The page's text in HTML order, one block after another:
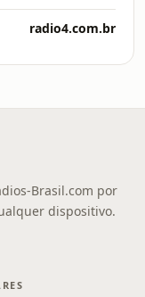
radio4.com.br
Brasil.com por
dispositivo.